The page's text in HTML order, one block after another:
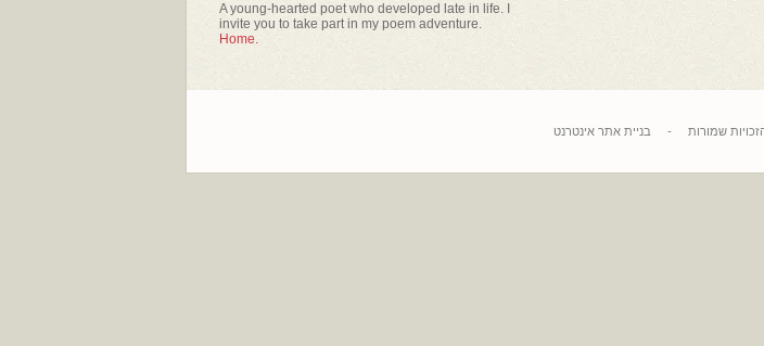
A young-hearted poet who developed late in life. I
invite you to take part in my poem adventure.
Home.
שמורות - בניית אתר אינטרנט